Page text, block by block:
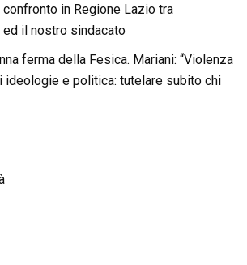
in Regione Lazio tra
ed il nostro sindacato
ferma della Fesica. Mariani: “Violenza
ideologie e politica: tutelare subito chi